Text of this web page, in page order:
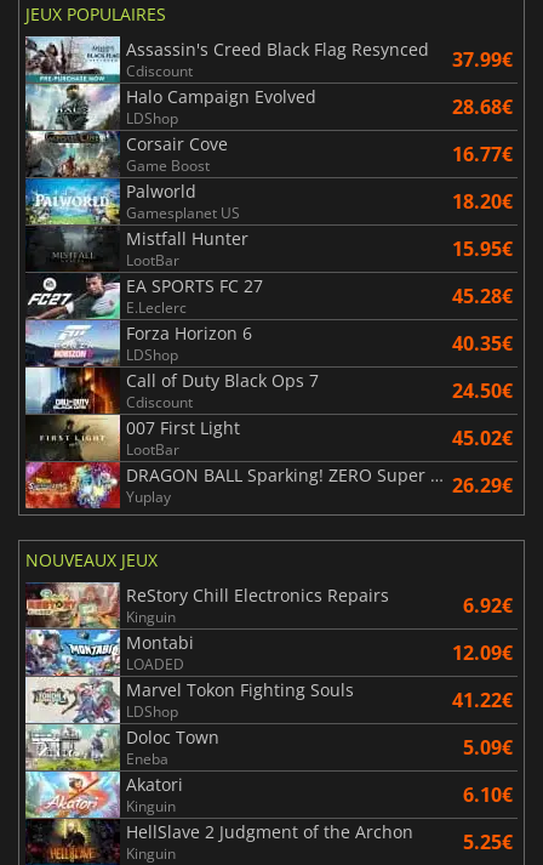
JEUX POPULAIRES
Assassin's Creed Black Flag Resynced
Cdiscount 37.99€
Halo Campaign Evolved
LDShop 28.68€
Corsair Cove
Game Boost 16.77€
Palworld
Gamesplanet US 18.20€
Mistfall Hunter
LootBar 15.95€
EA SPORTS FC 27
E.Leclerc 45.28€
Forza Horizon 6
LDShop 40.35€
Call of Duty Black Ops 7
Cdiscount 24.50€
007 First Light
LootBar 45.02€
DRAGON BALL Sparking! ZERO Super Limit Breaking NEO
Yuplay 26.29€
NOUVEAUX JEUX
ReStory Chill Electronics Repairs
Kinguin 6.92€
Montabi
LOADED 12.09€
Marvel Tokon Fighting Souls
LDShop 41.22€
Doloc Town
Eneba 5.09€
Akatori
Kinguin 6.10€
HellSlave 2 Judgment of the Archon
Kinguin 5.25€